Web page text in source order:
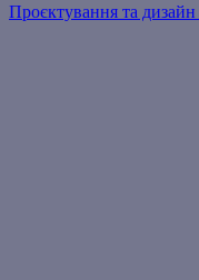
Проєктування та дизайн